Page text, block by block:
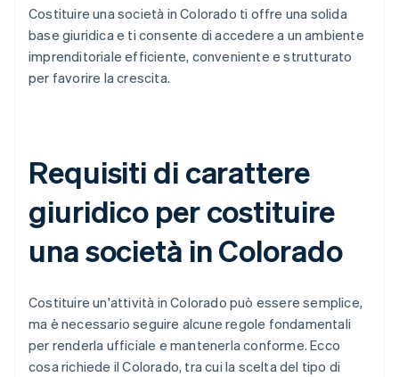
Costituire una società in Colorado ti offre una solida
base giuridica e ti consente di accedere a un ambiente
imprenditoriale efficiente, conveniente e strutturato
per favorire la crescita.
Requisiti di carattere
giuridico per costituire
una società in Colorado
Costituire un'attività in Colorado può essere semplice,
ma è necessario seguire alcune regole fondamentali
per renderla ufficiale e mantenerla conforme. Ecco
cosa richiede il Colorado, tra cui la scelta del tipo di